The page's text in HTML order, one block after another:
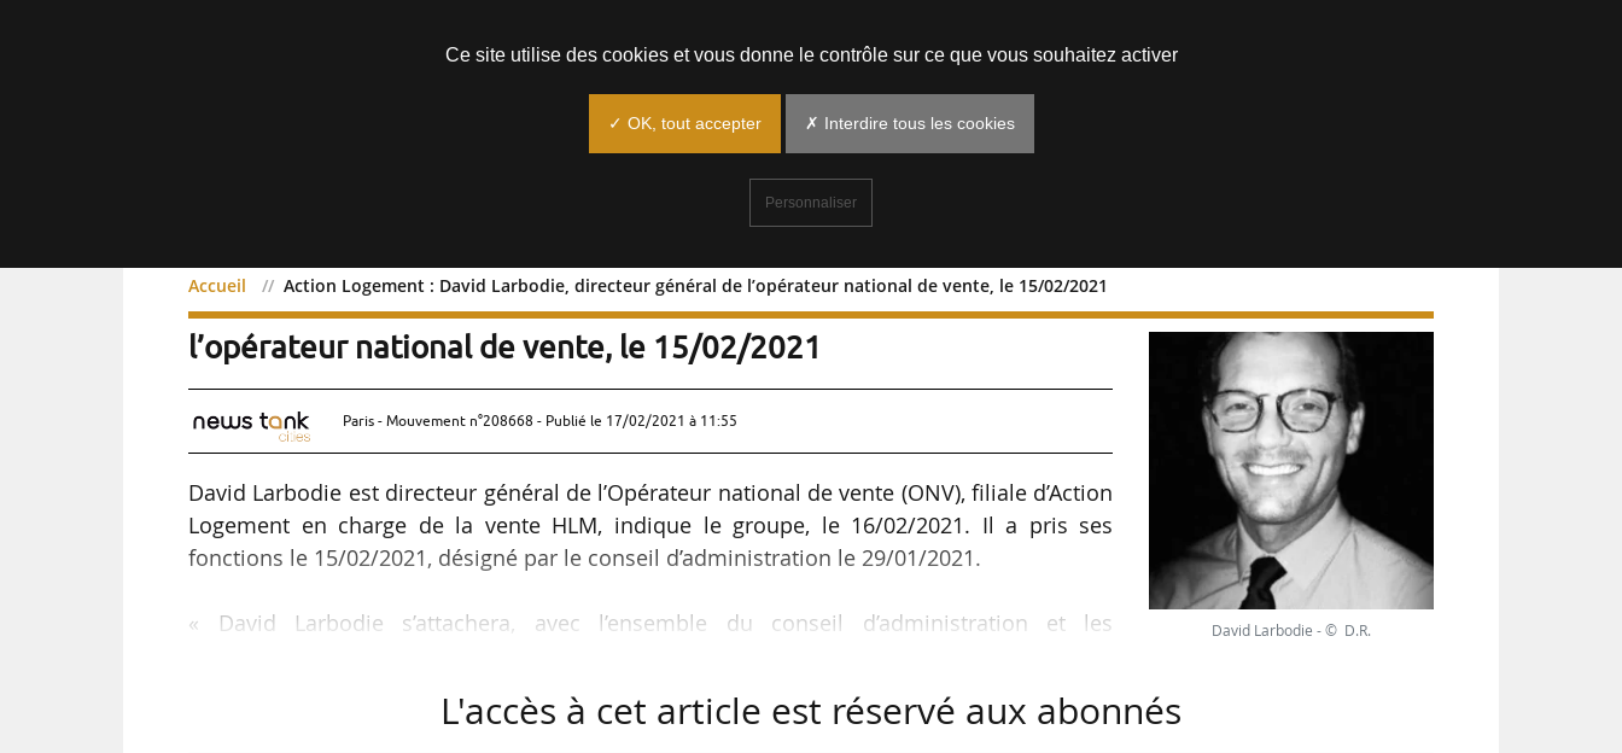
Accueil Action Logement : David Larbodie, directeur général de l’opérateur national de vente, le 15/02/2021
Action Logement : David Larbodie, directeur général de
l’opérateur national de vente, le 15/02/2021
Paris - Mouvement n°208668 - Publié le 17/02/2021 à 11:55
David Larbodie est directeur général de l’Opérateur national de vente (ONV), filiale d’Action
Logement en charge de la vente HLM, indique le groupe, le 16/02/2021. Il a pris ses
fonctions le 15/02/2021, désigné par le conseil d’administration le 29/01/2021.
« David Larbodie s’attachera, avec l’ensemble du conseil d’administration et les
partenaires sociaux et son équipe, de soutenir, par l’achat d’actifs en bloc et au comptant,
David Larbodie - © D.R.
L'accès à cet article est réservé aux abonnés
Ce site utilise des cookies et vous donne le contrôle sur ce que vous souhaitez activer
✓ OK, tout accepter ✗ Interdire tous les cookies
Personnaliser